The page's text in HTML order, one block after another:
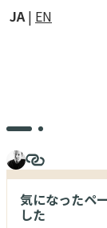
JA EN
気になったペ
した